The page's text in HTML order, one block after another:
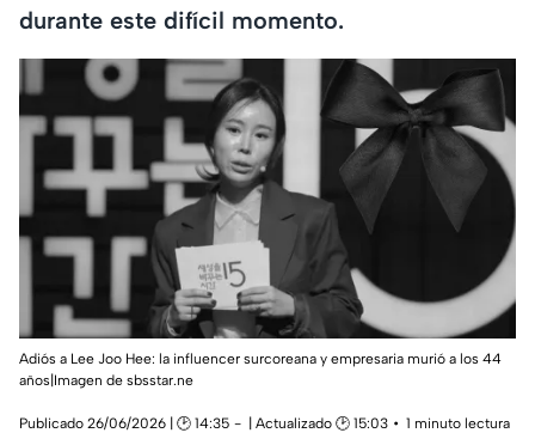
durante este difícil momento.
Adiós a Lee Joo Hee: la influencer surcoreana y empresaria murió a los 44
años|Imagen de sbsstar.ne
Publicado 26/06/2026 | 🕑 14:35 | Actualizado 🕑 15:03
1 minuto lectura